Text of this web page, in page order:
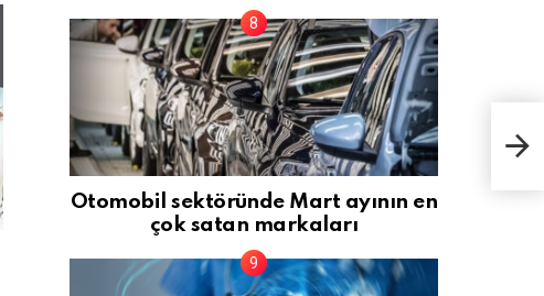
Otomobil sektöründe Mart ayının en
çok satan markaları